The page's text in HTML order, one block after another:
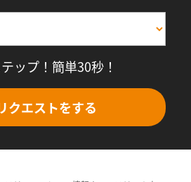
ップ！簡単30秒！
クエストをする